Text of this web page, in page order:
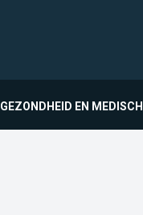
GEZONDHEID EN MEDISCH